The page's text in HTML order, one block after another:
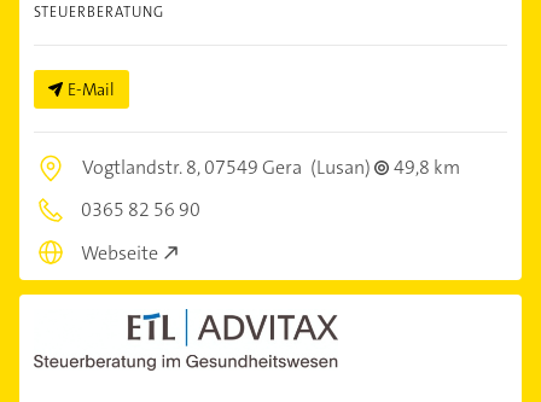
STEUERBERATUNG
E-Mail
Vogtlandstr. 8,07549 Gera (Lusan)
49,8 km
0365 82 56 90
Webseite